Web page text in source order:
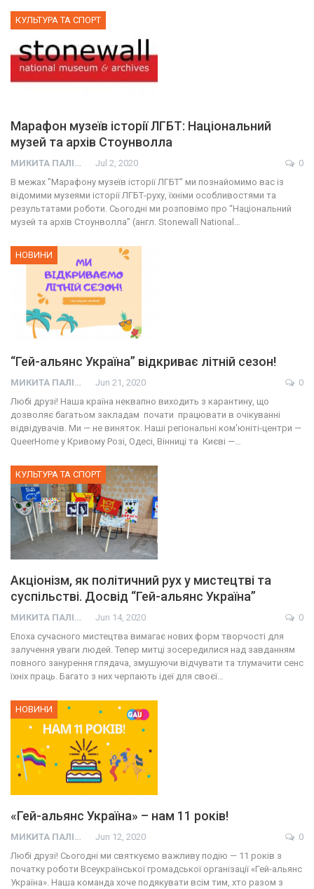
КУЛЬТУРА ТА СПОРТ
Марафон музеїв історії ЛГБТ: Національний
музей та архів Стоунволла
МИКИТА ПАЛІЙ Jul 2, 2020
0
В межах "Марафону музеїв історії ЛГБТ" ми познайомимо вас із
відомими музеями історії ЛГБТ-руху, їхніми особливостями та
результатами роботи. Сьогодні ми розповімо про “Національний
музей та архів Стоунволла” (англ. Stonewall National…
НОВИНИ
“Гей-альянс Україна” відкриває літній сезон!
МИКИТА ПАЛІЙ Jun 21, 2020
0
Любі друзі! Наша країна неквапно виходить з карантину, що
дозволяє багатьом закладам почати працювати в очікуванні
відвідувачів. Ми — не виняток. Наші регіональні ком'юніті-центри —
QueerHome у Кривому Розі, Одесі, Вінниці та Києві —…
КУЛЬТУРА ТА СПОРТ
Акціонізм, як політичний рух у мистецтві та
суспільстві. Досвід “Гей-альянс Україна”
МИКИТА ПАЛІЙ Jun 14, 2020
0
Епоха сучасного мистецтва вимагає нових форм творчості для
залучення уваги людей. Тепер митці зосередилися над завданням
повного занурення глядача, змушуючи відчувати та тлумачити сенс
їхніх праць. Багато з них черпають ідеї для своєї…
НОВИНИ
«Гей-альянс Україна» – нам 11 років!
МИКИТА ПАЛІЙ Jun 12, 2020
0
Любі друзі! Сьогодні ми святкуємо важливу подію — 11 років з
початку роботи Всеукраїнської громадської організації «Гей-альянс
Україна». Наша команда хоче подякувати всім тим, хто разом з